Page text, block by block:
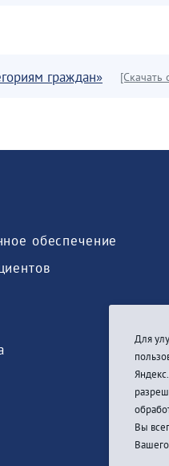
граждан» [Скачать
обеспечение
Для
Вы